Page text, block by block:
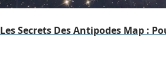
Les Secrets Des Antipodes Map :